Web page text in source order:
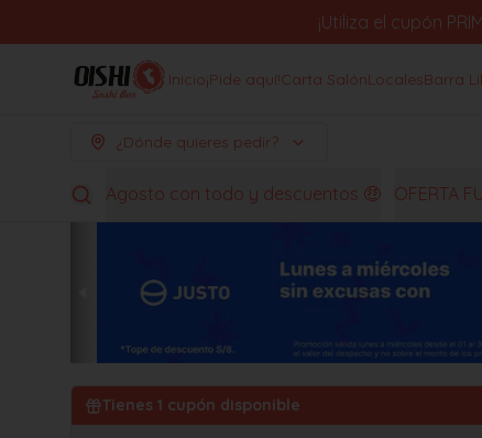
¡Utiliza el cupón
Inicio¡Pide aquí!Carta SalónLocalesBarra
¿Dónde quieres pedir?
Agosto con todo y descuentos 🤑 OFERTA
Tienes 1 cupón disponible